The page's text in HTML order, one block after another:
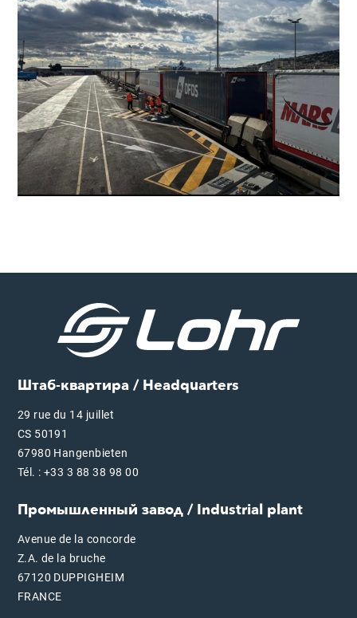
Штаб-квартира / Headquarters
29 rue du 14 juillet
CS 50191
67980 Hangenbieten
Tél. : +33 3 88 38 98 00
Промышленный завод / Industrial plant
Avenue de la concorde
Z.A. de la bruche
67120 DUPPIGHEIM
FRANCE